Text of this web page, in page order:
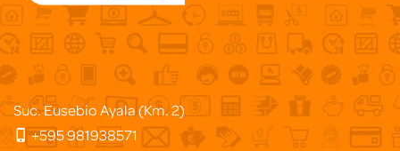
Suc. Eusebio Ayala (Km. 2)
+595 981938571